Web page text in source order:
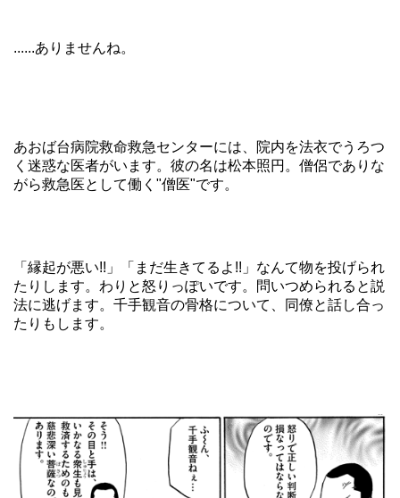
......ありませんね。
あおば台病院救命救急センターには、院内を法衣でうろつ
く迷惑な医者がいます。彼の名は松本照円。僧侶でありな
がら救急医として働く"僧医"です。
「縁起が悪い!!」「まだ生きてるよ!!」なんて物を投げられ
たりします。わりと怒りっぽいです。問いつめられると説
法に逃げます。千手観音の骨格について、同僚と話し合っ
たりもします。